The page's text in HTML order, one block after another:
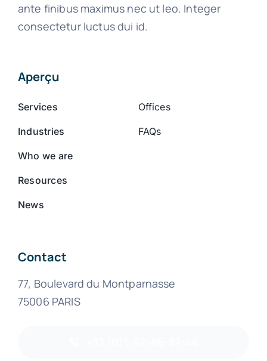
ante finibus maximus nec ut leo. Integer
consectetur luctus dui id.
Aperçu
Services
Industries
Who we are
Resources
News
Offices
FAQs
Contact
77, Boulevard du Montparnasse
75006 PARIS